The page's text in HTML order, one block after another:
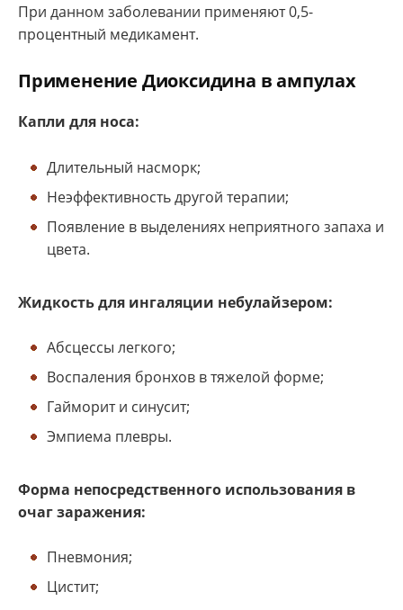
При данном заболевании применяют 0,5-
процентный медикамент.
Применение Диоксидина в ампулах
Капли для носа:
Длительный насморк;
Неэффективность другой терапии;
Появление в выделениях неприятного запаха и
цвета.
Жидкость для ингаляции небулайзером:
Абсцессы легкого;
Воспаления бронхов в тяжелой форме;
Гайморит и синусит;
Эмпиема плевры.
Форма непосредственного использования в
очаг заражения:
Пневмония;
Цистит;